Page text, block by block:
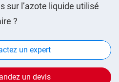
sur l’azote liquide utilisé
?
un expert
un devis